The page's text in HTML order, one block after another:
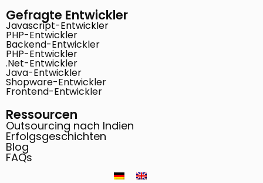
Gefragte Entwickler
Javascript-Entwickler
PHP-Entwickler
Backend-Entwickler
PHP-Entwickler
.Net-Entwickler
Java-Entwickler
Shopware-Entwickler
Frontend-Entwickler
Ressourcen
Outsourcing nach Indien
Erfolgsgeschichten
Blog
FAQs